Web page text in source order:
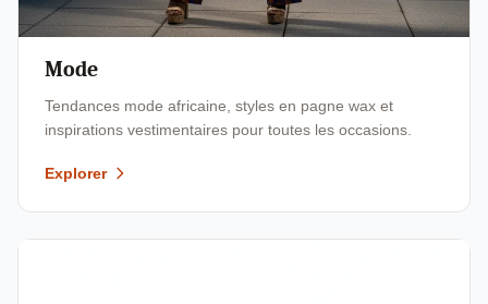
Mode
Tendances mode africaine, styles en pagne wax et
inspirations vestimentaires pour toutes les occasions.
Explorer